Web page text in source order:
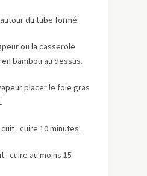
du tube formé.
ou la casserole
bambou au dessus.
placer le foie gras
: cuire 10 minutes.
: cuire au moins 15